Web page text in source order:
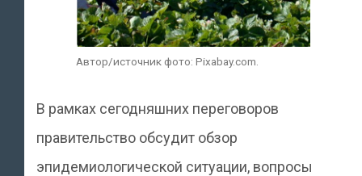
Автор/источник фото: Pixabay.com.
В рамках сегодняшних переговоров
правительство обсудит обзор
эпидемиологической ситуации, вопросы